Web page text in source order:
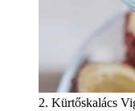
2. Kürtőskalács